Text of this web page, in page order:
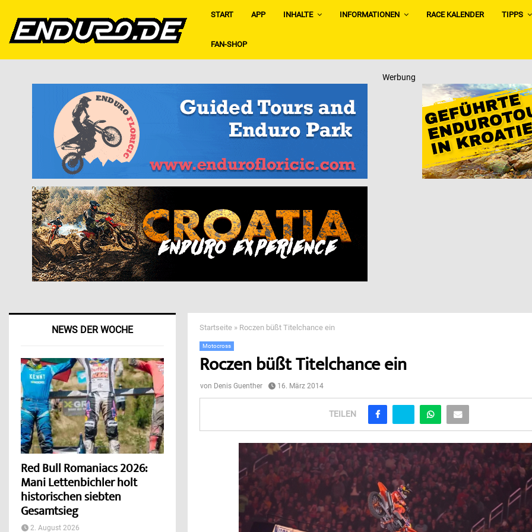
START APP INHALTE INFORMATIONEN RACE KALENDER TIPPS
FAN-SHOP
Werbung
Startseite » Roczen büßt Titelchance ein
Motocross
Roczen büßt Titelchance ein
von Denis Guenther 16. März 2014
TEILEN
NEWS DER WOCHE
Red Bull Romaniacs 2026:
Mani Lettenbichler holt
historischen siebten
Gesamtsieg
2. August 2026